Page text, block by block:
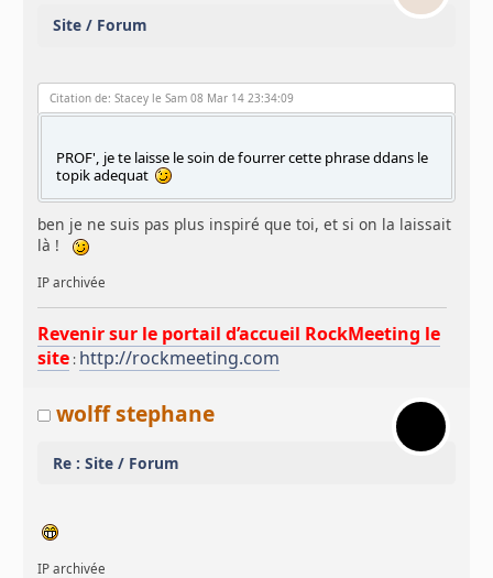
Site / Forum
Citation de: Stacey le Sam 08 Mar 14 23:34:09
PROF', je te laisse le soin de fourrer cette phrase ddans le
topik adequat
ben je ne suis pas plus inspiré que toi, et si on la laissait
là !
IP archivée
Revenir sur le portail d’accueil RockMeeting le
site : http://rockmeeting.com
wolff stephane
Re : Site / Forum
IP archivée